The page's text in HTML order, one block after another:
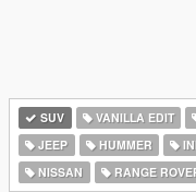
SUV VANILLA EDIT
JEEP
HUMMER
NISSAN
RANGE